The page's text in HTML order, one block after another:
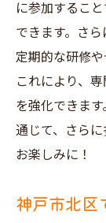
に参加するこ
できます。さ
定期的な研修
これにより、
を強化できま
通じて、さら
お楽しみに！
神戸市北区